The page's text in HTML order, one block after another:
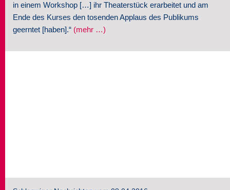
in einem Workshop […] ihr Theaterstück erarbeitet und am
Ende des Kurses den tosenden Applaus des Publikums
geerntet [haben].“ (mehr …)